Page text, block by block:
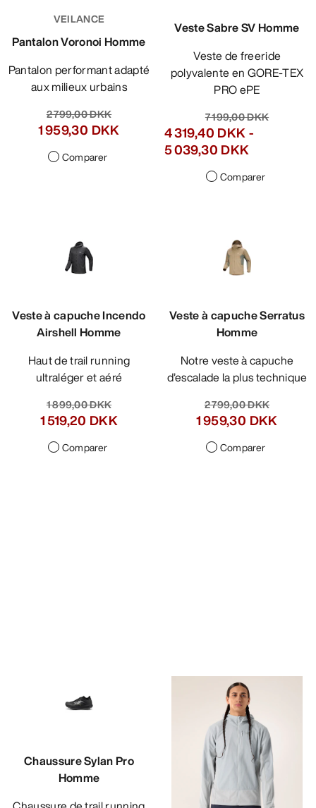
VEILANCE
Pantalon Voronoi Homme
Pantalon performant adapté
aux milieux urbains
2 799,00 DKK
1 959,30 DKK
Comparer
Veste Sabre SV Homme
Veste de freeride
polyvalente en GORE-TEX
PRO ePE
7 199,00 DKK
4 319,40 DKK-
5 039,30 DKK
Comparer
Veste à capuche Incendo
Airshell Homme
Haut de trail running
ultraléger et aéré
1 899,00 DKK
1 519,20 DKK
Comparer
Veste à capuche Serratus
Homme
Notre veste à capuche
d’escalade la plus technique
2 799,00 DKK
1 959,30 DKK
Comparer
Chaussure Sylan Pro
Homme